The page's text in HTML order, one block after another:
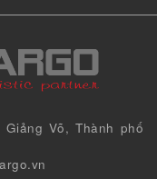
Võ, Thành phố